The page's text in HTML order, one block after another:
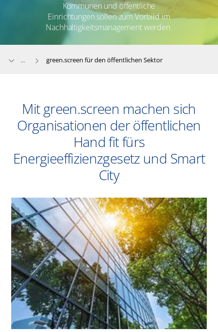
Kommunen und öffentliche
Einrichtungen sollen zum Vorbild im
Nachhaltigkeitsmanagement werden
... green.screen für den öffentlichen Sektor
Mit green.screen machen sich
Organisationen der öffentlichen
Hand fit fürs
Energieeffizienzgesetz und Smart
City